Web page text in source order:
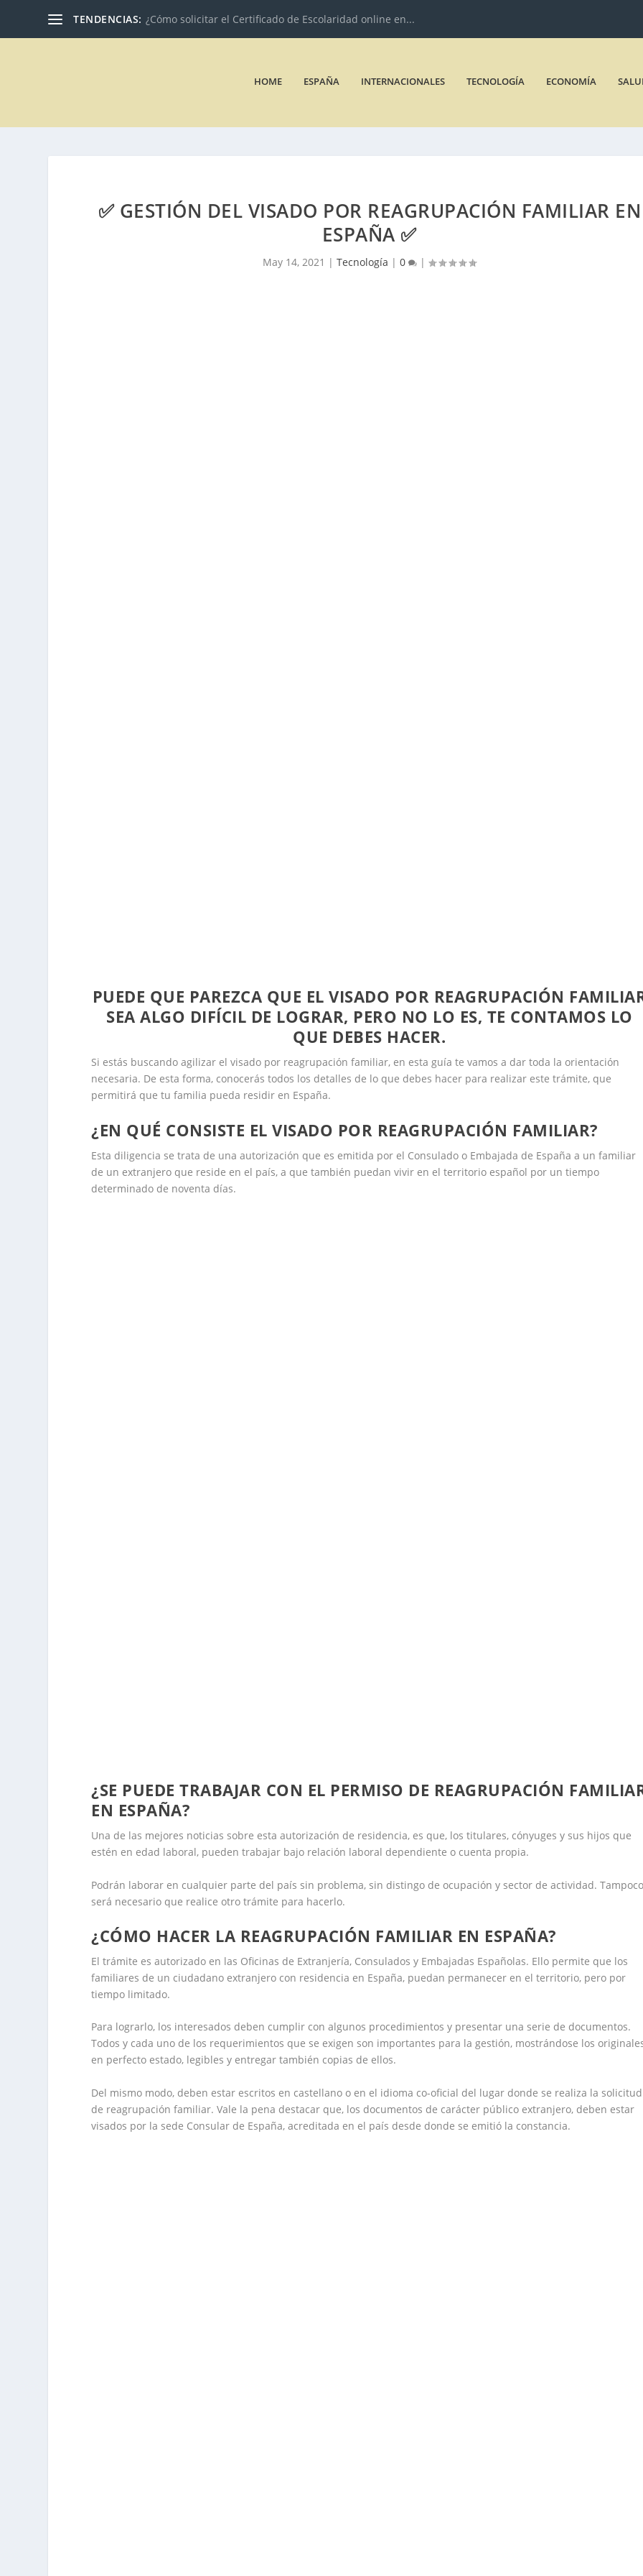
TENDENCIAS: ¿Cómo solicitar el Certificado de Escolaridad online en...
HOME ESPAÑA INTERNACIONALES TECNOLOGÍA ECONOMÍA
✅ GESTIÓN DEL VISADO POR REAGRUPACIÓN FAMILIAR EN
ESPAÑA ✅
May 14, 2021 |Tecnología |0 |
PUEDE QUE PAREZCA QUE EL VISADO POR REAGRUPACIÓN
SEA ALGO DIFÍCIL DE LOGRAR, PERO NO LO ES, TE CONTAMOS LO
QUE DEBES HACER.
Si estás buscando agilizar el visado por reagrupación familiar, en esta guía te vamos a dar toda la orientación
necesaria. De esta forma, conocerás todos los detalles de lo que debes hacer para realizar este trámite, que
permitirá que tu familia pueda residir en España.
¿EN QUÉ CONSISTE EL VISADO POR REAGRUPACIÓN FAMILIAR?
Esta diligencia se trata de una autorización que es emitida por el Consulado o Embajada de España a un familiar
de un extranjero que reside en el país, a que también puedan vivir en el territorio español por un tiempo
determinado de noventa días.
¿SE PUEDE TRABAJAR CON EL PERMISO DE REAGRUPACIÓN
EN ESPAÑA?
Una de las mejores noticias sobre esta autorización de residencia, es que, los titulares, cónyuges y sus hijos que
estén en edad laboral, pueden trabajar bajo relación laboral dependiente o cuenta propia.
Podrán laborar en cualquier parte del país sin problema, sin distingo de ocupación y sector de actividad.
será necesario que realice otro trámite para hacerlo.
¿CÓMO HACER LA REAGRUPACIÓN FAMILIAR EN ESPAÑA?
El trámite es autorizado en las Oficinas de Extranjería, Consulados y Embajadas Españolas. Ello permite que los
familiares de un ciudadano extranjero con residencia en España, puedan permanecer en el territorio, pero por
tiempo limitado.
Para lograrlo, los interesados deben cumplir con algunos procedimientos y presentar una serie de documentos.
Todos y cada uno de los requerimientos que se exigen son importantes para la gestión, mostrándose los
en perfecto estado, legibles y entregar también copias de ellos.
Del mismo modo, deben estar escritos en castellano o en el idioma co-oficial del lugar donde se realiza la solicitud
de reagrupación familiar. Vale la pena destacar que, los documentos de carácter público extranjero, deben estar
visados por la sede Consular de España, acreditada en el país desde donde se emitió la constancia.